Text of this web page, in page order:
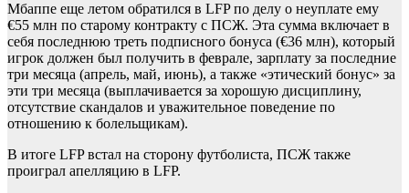
Мбаппе еще летом обратился в LFP по делу о неуплате ему
€55 млн по старому контракту с ПСЖ. Эта сумма включает в
себя последнюю треть подписного бонуса (€36 млн), который
игрок должен был получить в феврале, зарплату за последние
три месяца (апрель, май, июнь), а также «этический бонус» за
эти три месяца (выплачивается за хорошую дисциплину,
отсутствие скандалов и уважительное поведение по
отношению к болельщикам).
В итоге LFP встал на сторону футболиста, ПСЖ также
проиграл апелляцию в LFP.